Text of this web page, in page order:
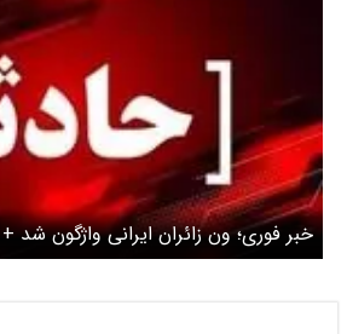
خبر فوری؛ ون زائران ایرانی واژگون شد